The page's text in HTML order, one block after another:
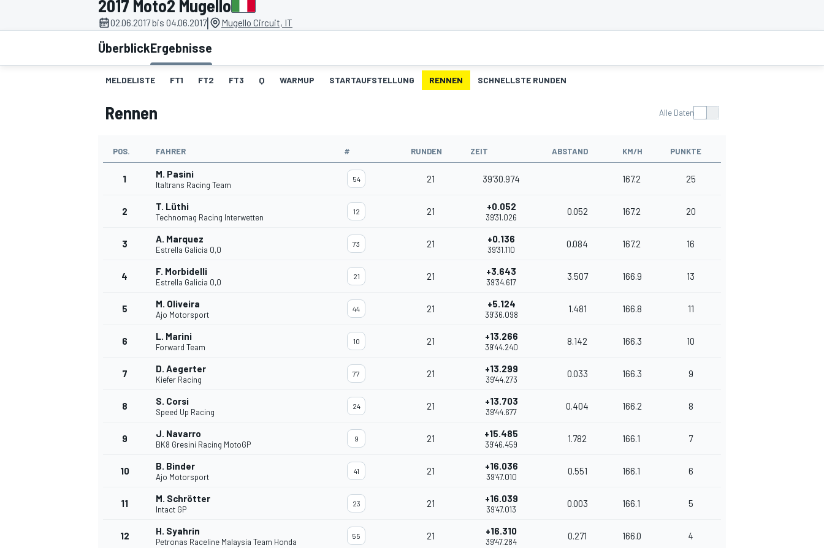
MOTOGP
2017 Moto2 Mugello
02.06.2017 bis 04.06.2017| Mugello Circuit, IT
ÜberblickErgebnisse
MELDELISTE FT1 FT2 FT3 Q WARMUP STARTAUFSTELLUNG RENNEN SCHNELLSTE RUNDEN
Rennen Alle Daten
POS. FAHRER # RUNDEN ZEIT ABSTAND KM/H PUNKTE
1 M. Pasini
Italtrans Racing Team
54 21 39'30.974 167.2 25
2 T. Lüthi
Technomag Racing Interwetten
12 21 +0.052
39'31.026
0.052 167.2 20
3 A. Marquez
Estrella Galicia 0,0
73 21 +0.136
39'31.110
0.084 167.2 16
4 F. Morbidelli
Estrella Galicia 0,0
21 21 +3.643
39'34.617
3.507 166.9 13
5 M. Oliveira
Ajo Motorsport
44 21 +5.124
39'36.098
1.481 166.8 11
6 L. Marini
Forward Team
10 21 +13.266
39'44.240
8.142 166.3 10
7 D. Aegerter
Kiefer Racing
77 21 +13.299
39'44.273
0.033 166.3 9
8 S. Corsi
Speed Up Racing
24 21 +13.703
39'44.677
0.404 166.2 8
9 J. Navarro
BK8 Gresini Racing MotoGP
9 21 +15.485
39'46.459
1.782 166.1 7
10 B. Binder
Ajo Motorsport
41 21 +16.036
39'47.010
0.551 166.1 6
11 M. Schrötter
Intact GP
23 21 +16.039
39'47.013
0.003 166.1 5
12 H. Syahrin
Petronas Raceline Malaysia Team Honda
55 21 +16.310
39'47.284
0.271 166.0 4